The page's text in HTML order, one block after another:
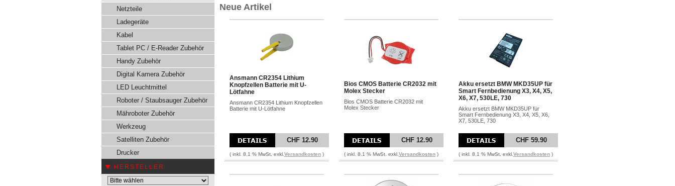
Netzteile
Ladegeräte
Kabel
Tablet PC / E-Reader Zubehör
Handy Zubehör
Digital Kamera Zubehör
LED Leuchtmittel
Roboter / Staubsauger Zubehör
Mähroboter Zubehör
Werkzeug
Satelliten Zubehör
Drucker
HERSTELLER
Neue Artikel
Ansmann CR2354 Lithium
Knopfzellen Batterie mit U-
Lötfahne
Ansmann CR2354 Lithium Knopfzellen
Batterie mit U-Lötfahne
CHF 12.90
( inkl. 8.1 % MwSt. exkl. Versandkosten )
Bios CMOS Batterie CR2032 mit
Molex Stecker
Bios CMOS Batterie CR2032 mit
Molex Stecker
CHF 12.90
( inkl. 8.1 % MwSt. exkl. Versandkosten )
Akku ersetzt BMW MKD35UP für
Smart Fernbedienung X3, X4, X5,
X6, X7, 530LE, 730
Akku ersetzt BMW MKD35UP für
Smart Fernbedienung X3, X4, X5, X6,
X7, 530LE, 730
CHF 59.90
( inkl. 8.1 % MwSt. exkl. Versandkosten )